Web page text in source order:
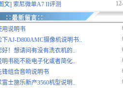
文] 索尼微单A7 II评测
∷最新留言∷
用说明书
下AJ-D800AMC摄像机说明书..
好！想请问有没有洗衣机的..
明书能不能电子化或者简化..
锋组合音响说明书
富士施乐新产3560机型说明..